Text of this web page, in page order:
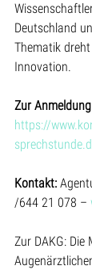
Deutschland
Thematik
Innovation.
Zur
https://
Kontakt:
/644 21 078 –
Zur DAKG: Die